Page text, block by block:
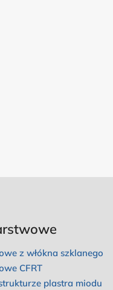
z włókna szklanego
CFRT
plastra miodu